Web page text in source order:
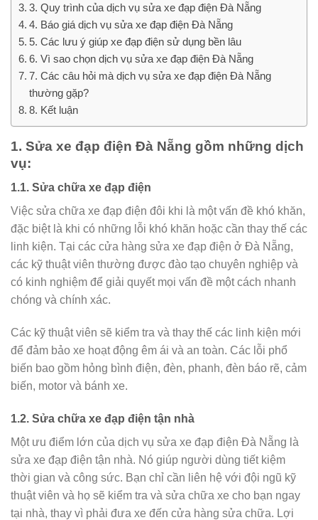
3. Quy trình của dịch vụ sửa xe đạp điện Đà Nẵng
4. Báo giá dịch vụ sửa xe đạp điện Đà Nẵng
5. Các lưu ý giúp xe đạp điện sử dụng bền lâu
6. Vì sao chọn dịch vụ sửa xe đạp điện Đà Nẵng
7. Các câu hỏi mà dịch vụ sửa xe đạp điện Đà Nẵng
thường gặp?
8. Kết luận
1. Sửa xe đạp điện Đà Nẵng gồm những dịch
vụ:
1.1. Sửa chữa xe đạp điện
Việc sửa chữa xe đạp điện đôi khi là một vấn đề khó khăn,
đặc biệt là khi có những lỗi khó khăn hoặc cần thay thế các
linh kiện. Tại các cửa hàng sửa xe đạp điện ở Đà Nẵng,
các kỹ thuật viên thường được đào tạo chuyên nghiệp và
có kinh nghiệm để giải quyết mọi vấn đề một cách nhanh
chóng và chính xác.
Các kỹ thuật viên sẽ kiểm tra và thay thế các linh kiện mới
để đảm bảo xe hoạt động êm ái và an toàn. Các lỗi phổ
biến bao gồm hỏng bình điện, đèn, phanh, đèn báo rẽ, cảm
biến, motor và bánh xe.
1.2. Sửa chữa xe đạp điện tận nhà
Một ưu điểm lớn của dịch vụ sửa xe đạp điện Đà Nẵng là
sửa xe đạp điện tận nhà. Nó giúp người dùng tiết kiệm
thời gian và công sức. Bạn chỉ cần liên hệ với đội ngũ kỹ
thuật viên và họ sẽ kiểm tra và sửa chữa xe cho bạn ngay
tại nhà, thay vì phải đưa xe đến cửa hàng sửa chữa. Lợi